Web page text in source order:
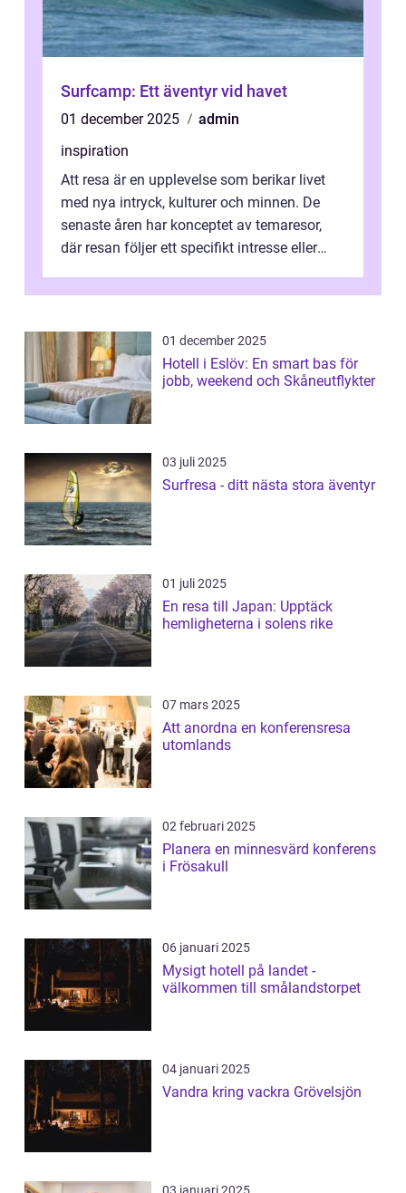
Surfcamp: Ett äventyr vid havet
01 december 2025
admin
inspiration
Att resa är en upplevelse som berikar livet
med nya intryck, kulturer och minnen. De
senaste åren har konceptet av temaresor,
där resan följer ett specifikt intresse eller
01 december 2025
Hotell i Eslöv: En smart bas för
jobb, weekend och Skåneutflykter
03 juli 2025
Surfresa - ditt nästa stora äventyr
01 juli 2025
En resa till Japan: Upptäck
hemligheterna i solens rike
07 mars 2025
Att anordna en konferensresa
utomlands
02 februari 2025
Planera en minnesvärd konferens
i Frösakull
06 januari 2025
Mysigt hotell på landet -
välkommen till smålandstorpet
04 januari 2025
Vandra kring vackra Grövelsjön